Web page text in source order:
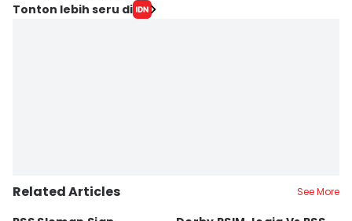
Tonton lebih seru di
Related Articles See More